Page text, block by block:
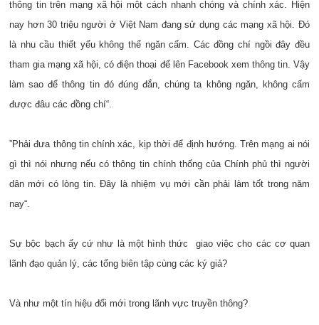
thông tin trên mạng xã hội một cách nhanh chóng và chính xác. Hiện
nay hơn 30 triệu người ở Việt Nam đang sử dụng các mạng xã hội. Đó
là nhu cầu thiết yếu không thể ngăn cấm. Các đồng chí ngồi đây đều
tham gia mạng xã hội, có điện thoại để lên Facebook xem thông tin. Vậy
làm sao để thông tin đó đúng đắn, chúng ta không ngăn, không cấm
được đâu các đồng chí“.
”Phải đưa thông tin chính xác, kịp thời để định hướng. Trên mạng ai nói
gì thì nói nhưng nếu có thông tin chính thống của Chính phủ thì người
dân mới có lòng tin. Đây là nhiệm vụ mới cần phải làm tốt trong năm
nay“.
Sự bộc bạch ấy cứ như là một hình thức giao việc cho các cơ quan
lãnh đạo quản lý, các tổng biên tập cùng các ký giả?
Và như một tín hiệu đổi mới trong lãnh vực truyền thông?